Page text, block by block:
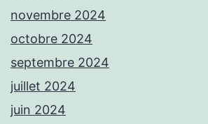
novembre 2024
octobre 2024
septembre 2024
juillet 2024
juin 2024